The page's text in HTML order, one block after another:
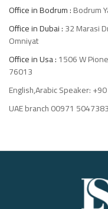
Office in Bodrum :Bodrum
Office in Dubai :32 Marasi
Omniyat
Office in Usa :1506 W
76013
English,Arabic Speaker:
UAE branch 00971